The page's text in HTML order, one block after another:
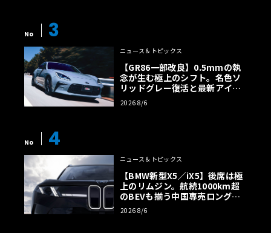
No 3
ニュース＆トピックス
【GR86一部改良】0.5mmの執
念が生む極上のシフト。名色ソ
リッドグレー復活と最新アイサ
イトでFRの極みへ
2026 8/6
No 4
ニュース＆トピックス
【BMW新型X5／iX5】後席は極
上のリムジン。航続1000km超
のBEVも揃う中国専売ロング仕
様の全貌
2026 8/6